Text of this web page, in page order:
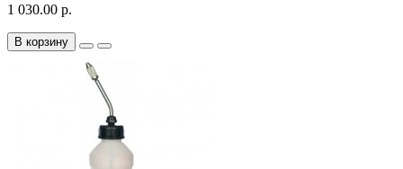
1 030.00 р.
В корзину